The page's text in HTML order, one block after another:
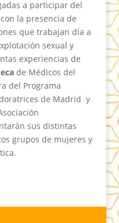
a participar del
la presencia de
que trabajan día a
sexual y
experiencias de
de Médicos del
del Programa
de Madrid y
sus distintas
grupos de mujeres y